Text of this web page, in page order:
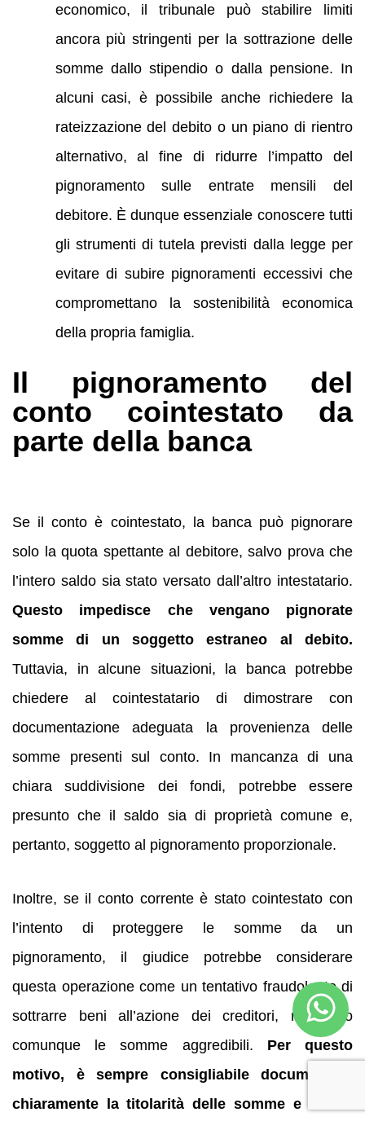
economico, il tribunale può stabilire limiti
ancora più stringenti per la sottrazione delle
somme dallo stipendio o dalla pensione. In
alcuni casi, è possibile anche richiedere la
rateizzazione del debito o un piano di rientro
alternativo, al fine di ridurre l’impatto del
pignoramento sulle entrate mensili del
debitore. È dunque essenziale conoscere tutti
gli strumenti di tutela previsti dalla legge per
evitare di subire pignoramenti eccessivi che
compromettano la sostenibilità economica
della propria famiglia.
Il pignoramento del
conto cointestato da
parte della banca
Se il conto è cointestato, la banca può pignorare
solo la quota spettante al debitore, salvo prova che
l’intero saldo sia stato versato dall’altro intestatario.
Questo impedisce che vengano pignorate
somme di un soggetto estraneo al debito.
Tuttavia, in alcune situazioni, la banca potrebbe
chiedere al cointestatario di dimostrare con
documentazione adeguata la provenienza delle
somme presenti sul conto. In mancanza di una
chiara suddivisione dei fondi, potrebbe essere
presunto che il saldo sia di proprietà comune e,
pertanto, soggetto al pignoramento proporzionale.
Inoltre, se il conto corrente è stato cointestato con
l’intento di proteggere le somme da un
pignoramento, il giudice potrebbe considerare
questa operazione come un tentativo fraudolento di
sottrarre beni all’azione dei creditori, rendendo
comunque le somme aggredibili. Per questo
motivo, è sempre consigliabile documentare
chiaramente la titolarità delle somme e il loro